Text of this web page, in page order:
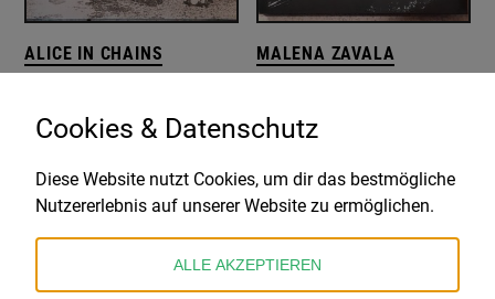
ALICE IN CHAINS MALENA ZAVALA
Cookies & Datenschutz
Diese Website nutzt Cookies, um dir das bestmögliche
Nutzererlebnis auf unserer Website zu ermöglichen.
ALLE AKZEPTIEREN